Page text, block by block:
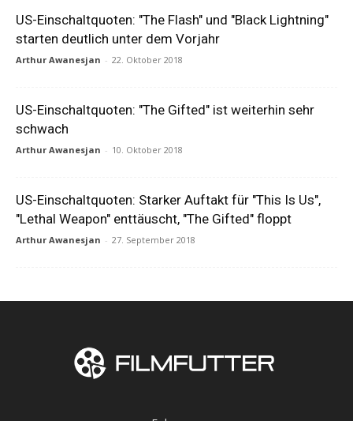
US-Einschaltquoten: "The Flash" und "Black Lightning"
starten deutlich unter dem Vorjahr
Arthur Awanesjan - 22. Oktober 2018
US-Einschaltquoten: "The Gifted" ist weiterhin sehr
schwach
Arthur Awanesjan - 10. Oktober 2018
US-Einschaltquoten: Starker Auftakt für "This Is Us",
"Lethal Weapon" enttäuscht, "The Gifted" floppt
Arthur Awanesjan - 27. September 2018